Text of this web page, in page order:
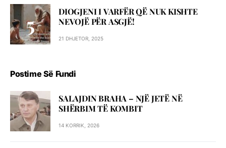
DIOGJENI I VARFËR QË NUK KISHTE
NEVOJË PËR ASGJË!
21 DHJETOR, 2025
Postime Së Fundi
SALAJDIN BRAHA – NJЁ JETЁ NЁ
SHЁRBIM TЁ KOMBIT
14 KORRIK, 2026